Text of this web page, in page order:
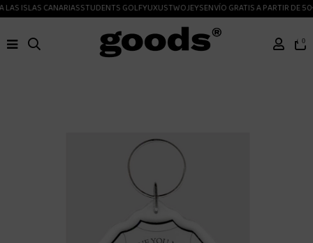
ISLAS CANARIASSTUDENTS GOLFYUXUSTWOJEYSENVÍO GRATIS A PARTIR DE
0